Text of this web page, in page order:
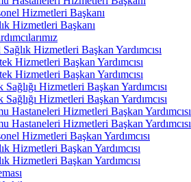
Hizmetleri Başkanı
Hizmetleri Başkanı
Hizmetleri Başkan Yardımcısı
Hizmetleri Başkan Yardımcısı
Hizmetleri Başkan Yardımcısı
Sağlığı Hizmetleri Başkan Yardımcısı
Sağlığı Hizmetleri Başkan Yardımcısı
Hastaneleri Hizmetleri Başkan Yardımcısı
Hastaneleri Hizmetleri Başkan Yardımcısı
Hizmetleri Başkan Yardımcısı
Hizmetleri Başkan Yardımcısı
Hizmetleri Başkan Yardımcısı